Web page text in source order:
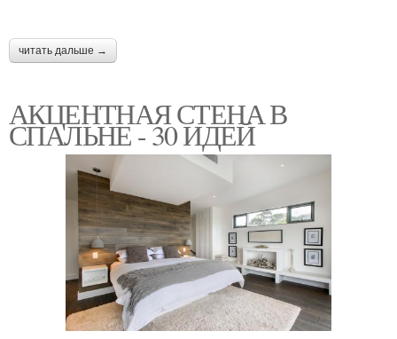
читать дальше →
АКЦЕНТНАЯ СТЕНА В
СПАЛЬНЕ - 30 ИДЕЙ